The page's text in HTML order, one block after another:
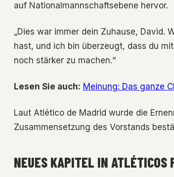
auf Nationalmannschaftsebene hervor.
„Dies war immer dein Zuhause, David.
hast, und ich bin überzeugt, dass du
noch stärker zu machen.“
Lesen Sie auch: Meinung: Das ganze
Laut Atlético de Madrid wurde die
Zusammensetzung des Vorstands
NEUES KAPITEL IN ATLÉTICOS